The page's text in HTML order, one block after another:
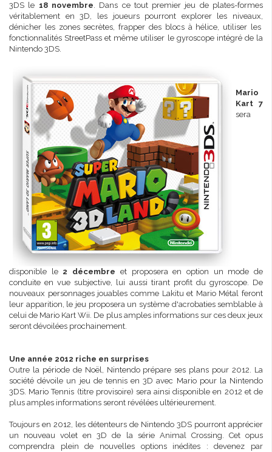
3DS le 18 novembre. Dans ce tout premier jeu de plates-formes
véritablement en 3D, les joueurs pourront explorer les niveaux,
dénicher les zones secrètes, frapper des blocs à hélice, utiliser les
fonctionnalités StreetPass et même utiliser le gyroscope intégré de la
Nintendo 3DS.
Mario
Kart 7
sera
disponible le 2 décembre et proposera en option un mode de
conduite en vue subjective, lui aussi tirant profit du gyroscope. De
nouveaux personnages jouables comme Lakitu et Mario Métal feront
leur apparition, le jeu proposera un système d'acrobaties semblable à
celui de Mario Kart Wii. De plus amples informations sur ces deux jeux
seront dévoilées prochainement.
Une année 2012 riche en surprises
Outre la période de Noël, Nintendo prépare ses plans pour 2012. La
société dévoile un jeu de tennis en 3D avec Mario pour la Nintendo
3DS. Mario Tennis (titre provisoire) sera ainsi disponible en 2012 et de
plus amples informations seront révélées ultérieurement.
Toujours en 2012, les détenteurs de Nintendo 3DS pourront apprécier
un nouveau volet en 3D de la série Animal Crossing. Cet opus
comprendra plein de nouvelles options inédites : devenez par